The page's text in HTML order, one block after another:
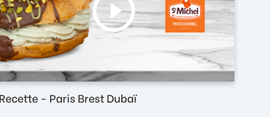
Recette - Paris Brest Dubaï